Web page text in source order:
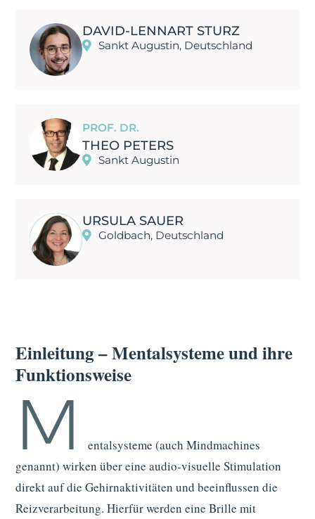
DAVID-LENNART STURZ
Sankt Augustin, Deutschland
PROF. DR.
THEO PETERS
Sankt Augustin
URSULA SAUER
Goldbach, Deutschland
Einleitung – Mentalsysteme und ihre
Funktionsweise
M
entalsysteme (auch Mindmachines
genannt) wirken über eine audio-visuelle Stimulation
direkt auf die Gehirnaktivitäten und beeinflussen die
Reizverarbeitung. Hierfür werden eine Brille mit